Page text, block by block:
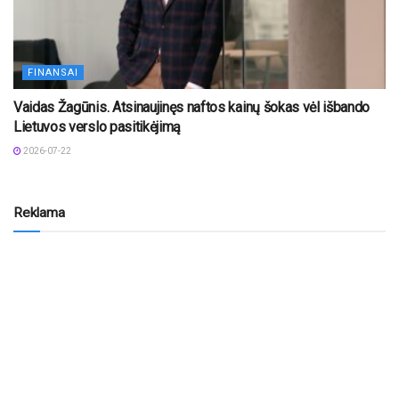
FINANSAI
Vaidas Žagūnis. Atsinaujinęs naftos kainų šokas vėl išbando
Lietuvos verslo pasitikėjimą
2026-07-22
Reklama